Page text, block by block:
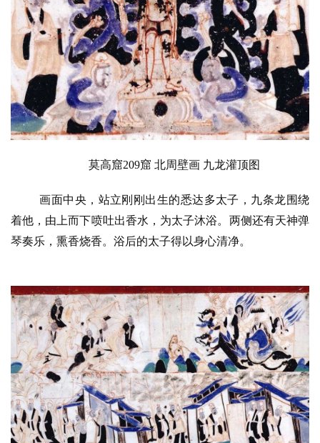
莫高窟209窟 北周壁画 九龙灌顶图
画面中央，站立刚刚出生的悉达多太子，九条龙围绕
着他，由上而下喷吐出香水，为太子沐浴。两侧还有天神弹
琴奏乐，熏香烧香。浴后的太子得以身心清净。